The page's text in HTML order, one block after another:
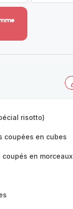
risotto)
coupées en cubes
coupés en morceaux